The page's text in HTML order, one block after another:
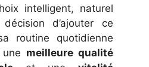
intelligent, naturel
d’ajouter ce
routine quotidienne
meilleure qualité